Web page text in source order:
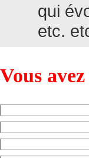
qui
etc.
Vous